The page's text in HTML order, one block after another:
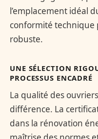
l’emplacement idéal
conformité technique
robuste.
UNE SÉLECTION
PROCESSUS ENCADRÉ
La qualité des
différence. La
dans la rénovation